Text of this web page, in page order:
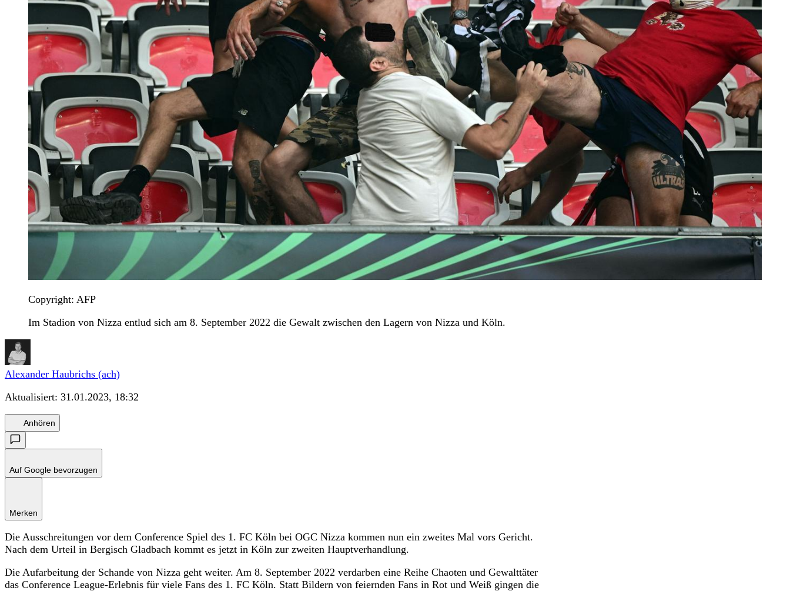
Copyright: AFP
Im Stadion von Nizza entlud sich am 8. September 2022 die Gewalt zwischen den Lagern von Nizza und Köln.
Alexander Haubrichs (ach)
Aktualisiert: 31.01.2023, 18:32
Anhören
Auf Google bevorzugen
Merken
Die Ausschreitungen vor dem Conference Spiel des 1. FC Köln bei OGC Nizza kommen nun ein zweites Mal vors Gericht.
Nach dem Urteil in Bergisch Gladbach kommt es jetzt in Köln zur zweiten Hauptverhandlung.
Die Aufarbeitung der Schande von Nizza geht weiter. Am 8. September 2022 verdarben eine Reihe Chaoten und Gewalttäter
das Conference League-Erlebnis für viele Fans des 1. FC Köln. Statt Bildern von feiernden Fans in Rot und Weiß gingen die